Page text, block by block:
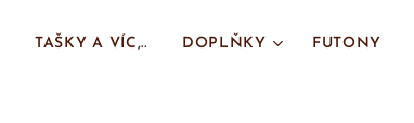
TAŠKY A VÍC,.. DOPLŇKY FUTONY